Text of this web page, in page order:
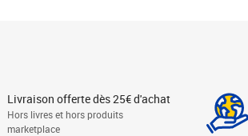
Livraison offerte dès 25€ d'achat
Hors livres et hors produits
marketplace